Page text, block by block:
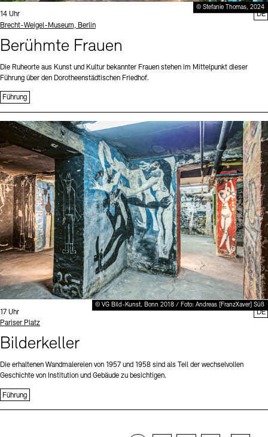
© Stefanie Thomas, 2024
Uhrzeit:
14 Uhr
Standort
Brecht-Weigel-Museum, Berlin
Berühmte Frauen
Die Ruheorte aus Kunst und Kultur bekannter Frauen stehen im Mittelpunkt dieser
Führung über den Dorotheenstädtischen Friedhof.
Führung
DE
© VG Bild-Kunst, Bonn 2018 / Foto: Andreas [FranzXaver] Süß
Uhrzeit:
17 Uhr
Standort
Pariser Platz
Bilderkeller
Die erhaltenen Wandmalereien von 1957 und 1958 sind als Teil der wechselvollen
Geschichte von Institution und Gebäude zu besichtigen.
Führung
DE